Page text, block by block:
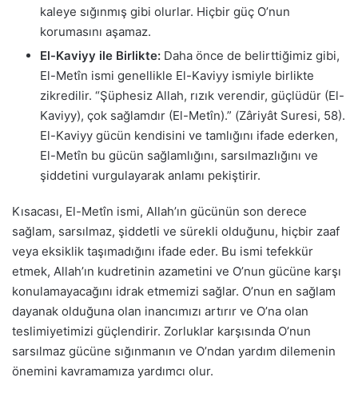
kaleye sığınmış gibi olurlar. Hiçbir güç O’nun
korumasını aşamaz.
El-Kaviyy ile Birlikte: Daha önce de belirttiğimiz gibi,
El-Metîn ismi genellikle El-Kaviyy ismiyle birlikte
zikredilir. “Şüphesiz Allah, rızık verendir, güçlüdür (El-
Kaviyy), çok sağlamdır (El-Metîn).” (Zâriyât Suresi, 58).
El-Kaviyy gücün kendisini ve tamlığını ifade ederken,
El-Metîn bu gücün sağlamlığını, sarsılmazlığını ve
şiddetini vurgulayarak anlamı pekiştirir.
Kısacası, El-Metîn ismi, Allah’ın gücünün son derece
sağlam, sarsılmaz, şiddetli ve sürekli olduğunu, hiçbir zaaf
veya eksiklik taşımadığını ifade eder. Bu ismi tefekkür
etmek, Allah’ın kudretinin azametini ve O’nun gücüne karşı
konulamayacağını idrak etmemizi sağlar. O’nun en sağlam
dayanak olduğuna olan inancımızı artırır ve O’na olan
teslimiyetimizi güçlendirir. Zorluklar karşısında O’nun
sarsılmaz gücüne sığınmanın ve O’ndan yardım dilemenin
önemini kavramamıza yardımcı olur.